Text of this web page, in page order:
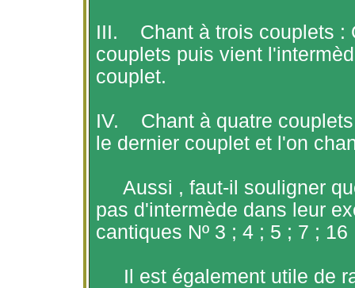
III.
Chant à trois couplets :
couplets puis vient
couplet.
IV.
Chant à quatre
le dernier couplet et l'on
Aussi , faut-il souligner
pas d'intermède dans leur
cantiques Nº 3 ; 4 ; 5 ; 7 ; 16
Il est également utile de